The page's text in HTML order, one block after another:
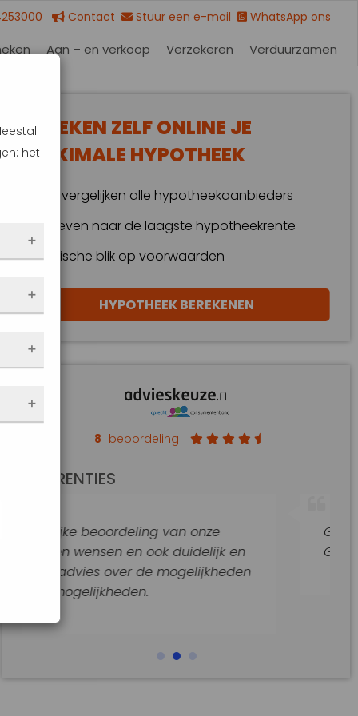
Contact Stuur een e-mail WhatsApp ons
Aan – en verkoop Verzekeren Verduurzamen
BEREKEN ZELF ONLINE JE
MAXIMALE HYPOTHEEK
Wij vergelijken alle hypotheekaanbieders
Streven naar de laagste hypotheekrente
Kritische blik op voorwaarden
HYPOTHEEK BEREKENEN
8 beoordeling
REFERENTIES
van onze
ook duidelijk en
mogelijkheden
Goede hulp en adviezen.
Goede begeleiding van
het
op